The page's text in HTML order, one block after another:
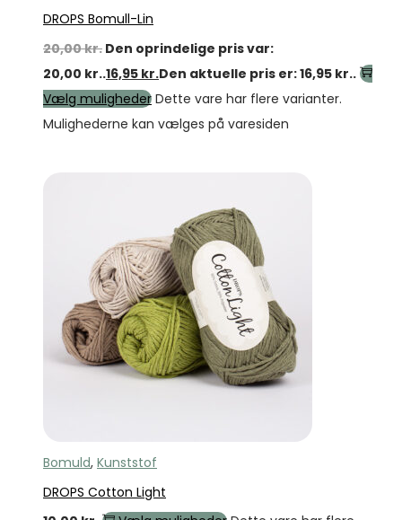
DROPS Bomull-Lin
20,00kr. Den oprindelige pris var:
20,00 kr..16,95 kr.Den aktuelle pris er: 16,95 kr..
Vælg muligheder Dette vare har flere varianter.
Mulighederne kan vælges på varesiden
Bomuld, Kunststof
DROPS Cotton Light